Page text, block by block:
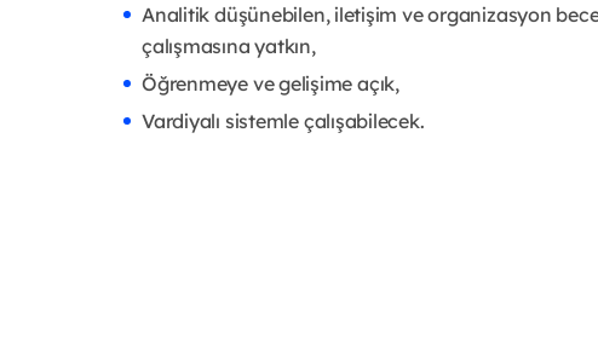
Analitik düşünebilen, iletişim ve organizasyon
çalışmasına yatkın,
Öğrenmeye ve gelişime açık,
Vardiyalı sistemle çalışabilecek.